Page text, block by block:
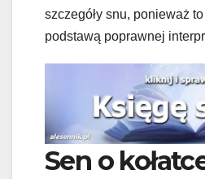
szczegóły snu, ponieważ
podstawą poprawnej
Sen o